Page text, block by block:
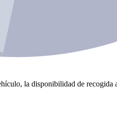
la disponibilidad de